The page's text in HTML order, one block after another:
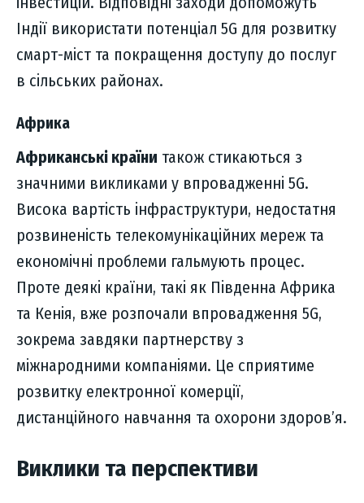
Індії використати потенціал 5G для розвитку
смарт-міст та покращення доступу до послуг
в сільських районах.
Африка
Африканські країни також стикаються з
значними викликами у впровадженні 5G.
Висока вартість інфраструктури, недостатня
розвиненість телекомунікаційних мереж та
економічні проблеми гальмують процес.
Проте деякі країни, такі як Південна Африка
та Кенія, вже розпочали впровадження 5G,
зокрема завдяки партнерству з
міжнародними компаніями. Це сприятиме
розвитку електронної комерції,
дистанційного навчання та охорони здоров’я.
Виклики та перспективи